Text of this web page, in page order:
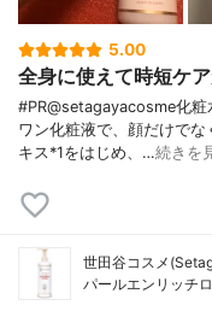
5.00
全身に使えて時短ケ
#PR@setagayacosme化
ワン化粧液で、顔だけで
キス*1をはじめ、…続きを
世田谷コスメ
パールエンリッチ